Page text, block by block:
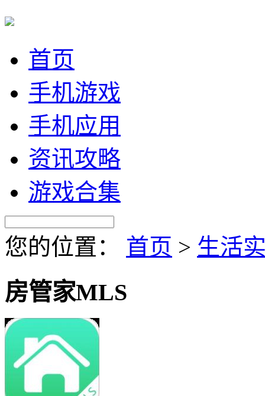
首页
手机游戏
手机应用
资讯攻略
游戏合集
您的位置： 首页 > 生活
房管家MLS